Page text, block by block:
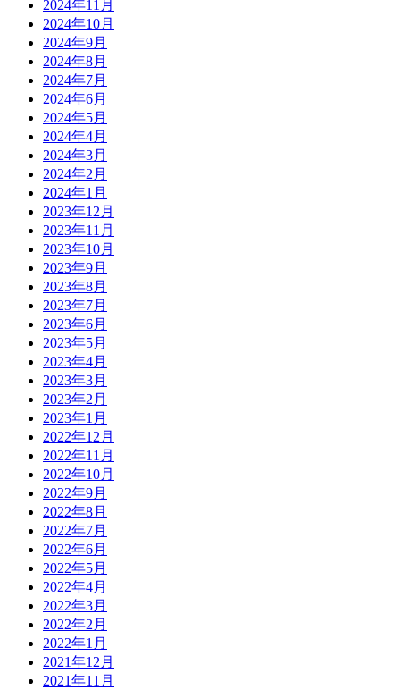
2024年11月
2024年10月
2024年9月
2024年8月
2024年7月
2024年6月
2024年5月
2024年4月
2024年3月
2024年2月
2024年1月
2023年12月
2023年11月
2023年10月
2023年9月
2023年8月
2023年7月
2023年6月
2023年5月
2023年4月
2023年3月
2023年2月
2023年1月
2022年12月
2022年11月
2022年10月
2022年9月
2022年8月
2022年7月
2022年6月
2022年5月
2022年4月
2022年3月
2022年2月
2022年1月
2021年12月
2021年11月